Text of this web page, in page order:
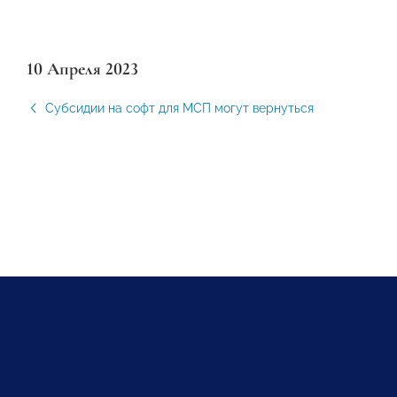
10 Апреля 2023
Субсидии на софт для МСП могут вернуться